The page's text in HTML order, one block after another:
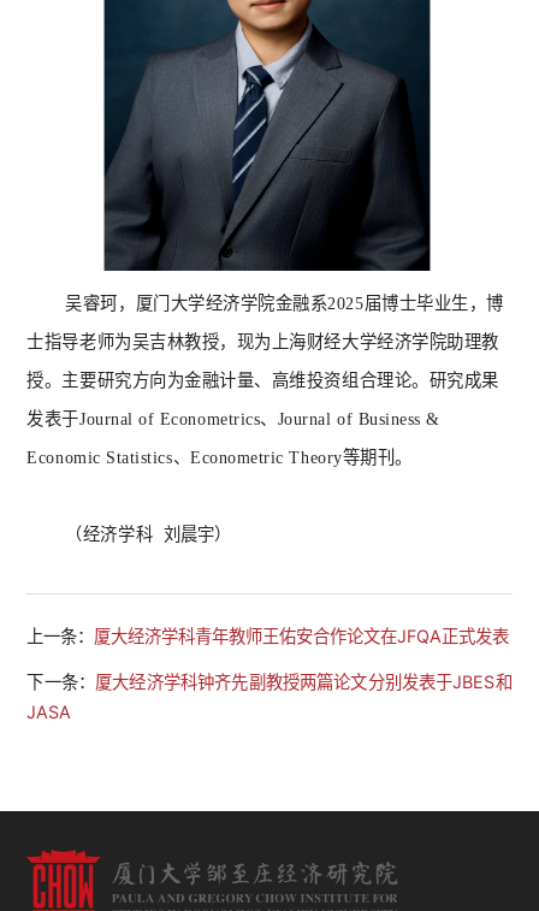
吴睿珂，厦门大学经济学院金融系2025届博士毕业生，博
士指导老师为吴吉林教授，现为上海财经大学经济学院助理教
授。主要研究方向为金融计量、高维投资组合理论。研究成果
发表于Journal of Econometrics、Journal of Business &
Economic Statistics、Econometric Theory等期刊。
（经济学科 刘晨宇）
上一条： 厦大经济学科青年教师王佑安合作论文在JFQA正式发表
下一条： 厦大经济学科钟齐先副教授两篇论文分别发表于JBES和
JASA